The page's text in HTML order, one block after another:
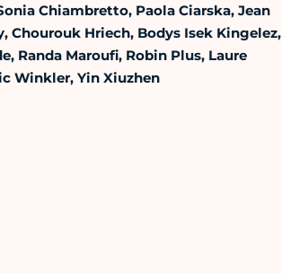
Chiambretto, Paola Ciarska, Jean
Chourouk Hriech, Bodys Isek Kingelez,
Randa Maroufi, Robin Plus, Laure
Winkler, Yin Xiuzhen